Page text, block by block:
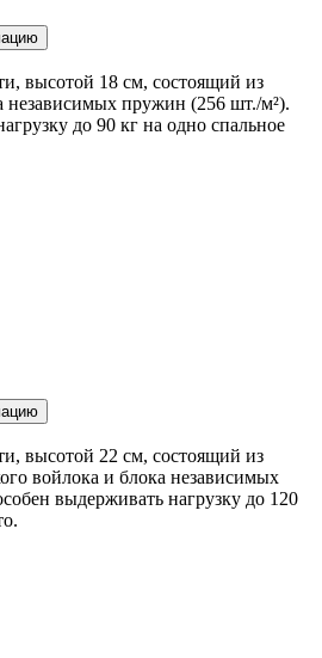
высотой 18 см, состоящий из
независимых пружин (256 шт./м²).
до 90 кг на одно спальное
высотой 22 см, состоящий из
войлока и блока независимых
выдерживать нагрузку до 120